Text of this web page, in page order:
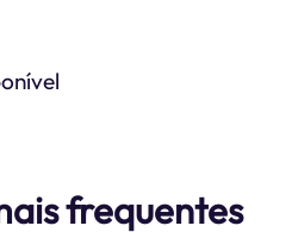
frequentes